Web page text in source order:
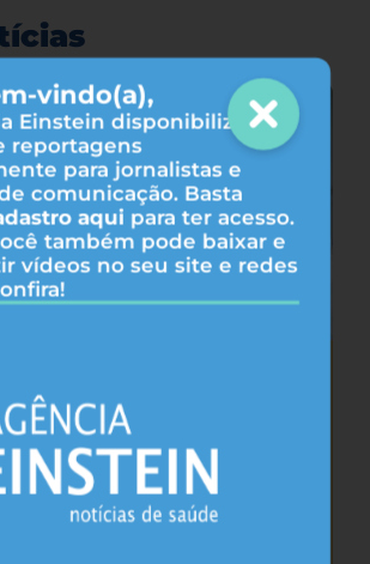
vindo(a),
Einstein disponibiliza
reportagens
para jornalistas e
comunicação. Basta
aqui para ter acesso.
também pode baixar e
vídeos no seu site e redes
coração após os 45 anos pode
risco de demência